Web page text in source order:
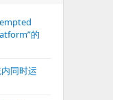
的
同时运